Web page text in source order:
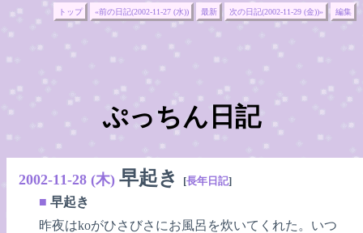
トップ «前の日記(2002-11-27 (水)) 最新 次の日記(2002-11-29 (金))» 編集
ぷっちん日記
2002-11-28 (木) 早起き [長年日記]
■ 早起き
昨夜はkoがひさびさにお風呂を炊いてくれた。いつ